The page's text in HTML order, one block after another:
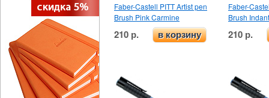
Faber-Castell PITT Artist pen
Brush Pink Carmine
210 р. в корзину
Faber-
Brush
210 р.